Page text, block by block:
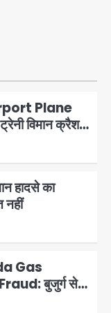
विमान क्रैश,
हादसे का
नहीं
Gas
बुजुर्ग से
लाख की साइबर
कैंपेन-व्हाइट